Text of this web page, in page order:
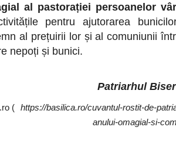
al pastorației persoanelor
pentru ajutorarea
al prețuirii lor și al comuniunii
nepoți și bunici.
Patriarhul
( https://basilica.ro/cuvantul-rostit-de-
anului-omagial-si-